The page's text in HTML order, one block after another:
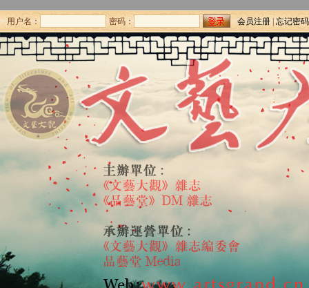
用户名： 密码： 会员注册|忘记密码